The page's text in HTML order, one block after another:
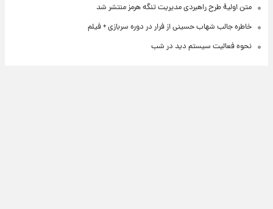
متن اولیۀ طرح راهبردی مدیریت تنگه هرمز منتشر شد
خاطره جالب شهاب حسینی از فرار در دوره سربازی + فیلم
نحوه فعالیت سیستم دید در شب